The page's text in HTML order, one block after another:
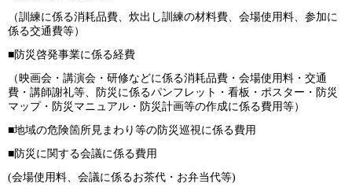
（訓練に係る消耗品費、炊出し訓練の材料費、会場使用料、参加に
係る交通費等）
■防災啓発事業に係る経費
（映画会・講演会・研修などに係る消耗品費・会場使用料・交通
費・講師謝礼等、防災に係るパンフレット・看板・ポスター・防災
マップ・防災マニュアル・防災計画等の作成に係る費用等）
■地域の危険箇所見まわり等の防災巡視に係る費用
■防災に関する会議に係る費用
(会場使用料、会議に係るお茶代・お弁当代等)